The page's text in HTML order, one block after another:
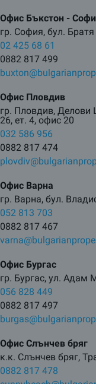
Офис Бъкстон -
гр. София, бул.
02 425 68 61
0882 817 499
Офис Пловдив
гр. Пловдив, Делови
26, ет. 4, офис 20
032 586 956
0882 817 474
Офис Варна
гр. Варна, бул.
052 813 703
0882 817 467
Офис Бургас
гр. Бургас, ул. Адам
056 828 449
0882 817 497
Офис Слънчев бряг
к.к. Слънчев бряг,
0882 817 478